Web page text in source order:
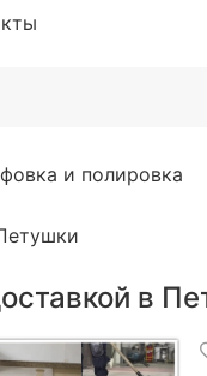
и полировка
в